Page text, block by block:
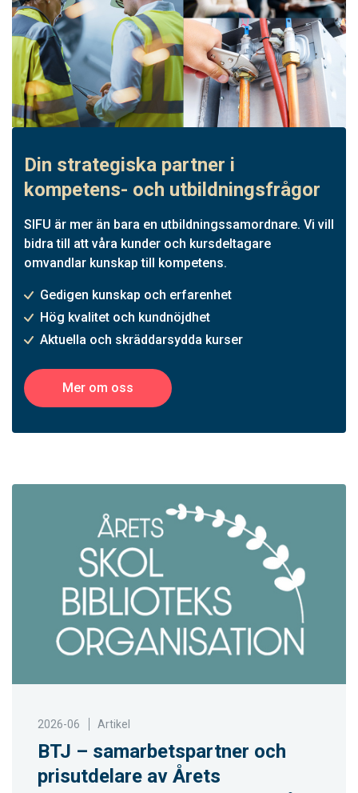
Din strategiska partner i
kompetens- och utbildningsfrågor
SIFU är mer än bara en utbildningssamordnare. Vi vill
bidra till att våra kunder och kursdeltagare
omvandlar kunskap till kompetens.
Gedigen kunskap och erfarenhet
Hög kvalitet och kundnöjdhet
Aktuella och skräddarsydda kurser
Mer om oss
2026-06 Artikel
BTJ – samarbetspartner och
prisutdelare av Årets